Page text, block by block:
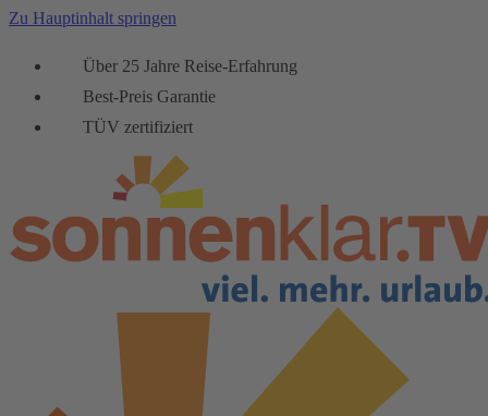
Zu Hauptinhalt springen
Über 25 Jahre Reise-Erfahrung
Best-Preis Garantie
TÜV zertifiziert